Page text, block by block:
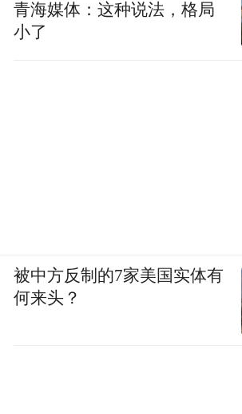
青海媒体：这种说法，格局
小了
被中方反制的7家美国实体有
何来头？